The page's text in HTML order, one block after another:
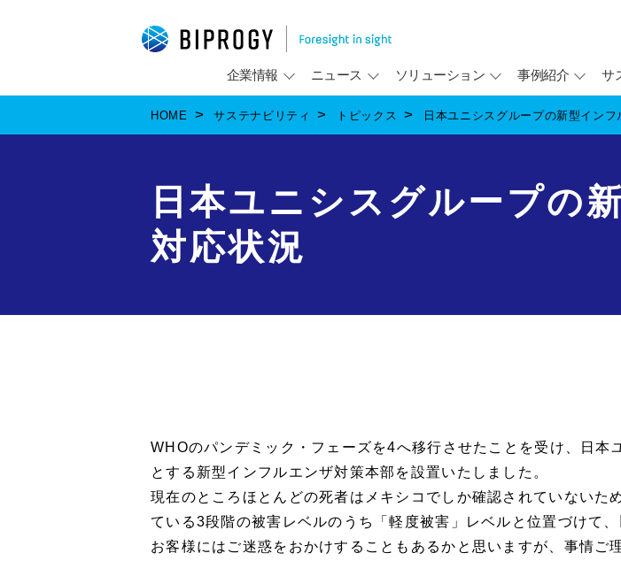
企業情報 ニュース ソリューション 事例紹介 サ
HOME サステナビリティ トピックス 日本ユニシスグループの新型イン
日本ユニシスグループの
対応状況
WHOのパンデミック・フェーズを4へ移行させたことを受け、日
とする新型インフルエンザ対策本部を設置いたしました。
現在のところほとんどの死者はメキシコでしか確認されていない
ている3段階の被害レベルのうち「軽度被害」レベルと位置づけて
お客様にはご迷惑をおかけすることもあるかと思いますが、事情ご